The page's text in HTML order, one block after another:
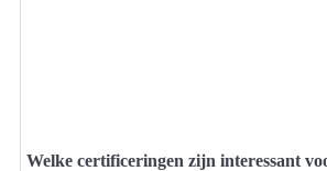
Welke certificeringen zijn interessant